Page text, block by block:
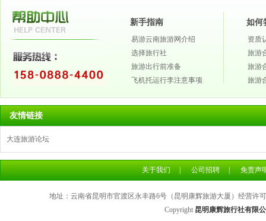
新手指南
易游云南旅游网介绍
选择旅行社
旅游出行前准备
飞机托运行李注意事项
如何
资质
旅游
旅游
旅游
友情链接
大连旅游论坛
关于我们 公司招聘 免责声
地址：云南省昆明市官渡区永丰路6号（昆明康辉旅游大厦）经营许
Copyright 昆明康辉旅行社有限